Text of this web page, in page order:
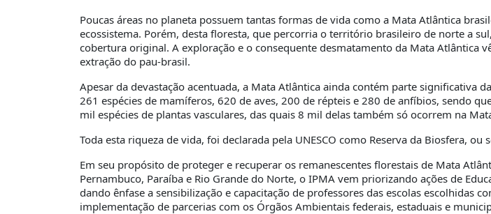
Poucas áreas no planeta possuem tantas formas de vida como a Mata Atlântica
ecossistema. Porém, desta floresta, que percorria o território brasileiro de norte a
cobertura original. A exploração e o consequente desmatamento da Mata Atlântica
extração do pau-brasil.
Apesar da devastação acentuada, a Mata Atlântica ainda contém parte significativa
261 espécies de mamíferos, 620 de aves, 200 de répteis e 280 de anfíbios, sendo
mil espécies de plantas vasculares, das quais 8 mil delas também só ocorrem na
Toda esta riqueza de vida, foi declarada pela UNESCO como Reserva da Biosfera,
Em seu propósito de proteger e recuperar os remanescentes florestais de Mata
Pernambuco, Paraíba e Rio Grande do Norte, o IPMA vem priorizando ações de
dando ênfase a sensibilização e capacitação de professores das escolas escolhidas
implementação de parcerias com os Órgãos Ambientais federais, estaduais e